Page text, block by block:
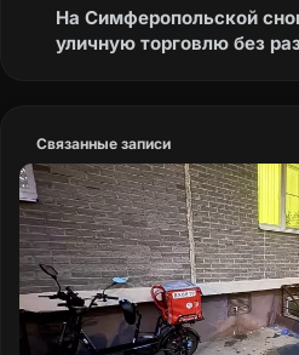
На Симферопольской
уличную торговлю без
Связанные записи